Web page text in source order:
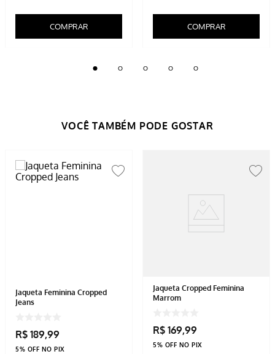
COMPRAR COMPRAR
Jaqueta Feminina Cropped
Jeans
R$ 189,99
5% OFF NO PIX
Jaqueta Cropped Feminina
Marrom
R$ 169,99
5% OFF NO PIX